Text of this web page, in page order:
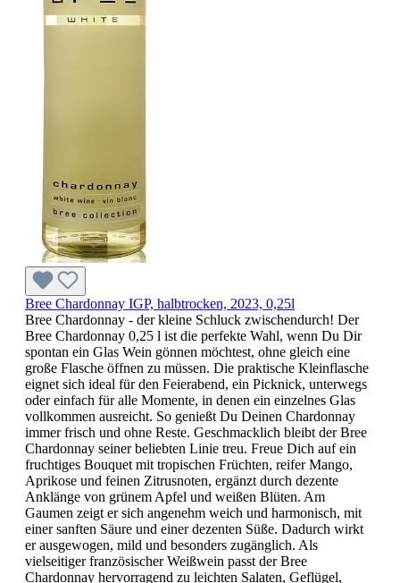
Bree Chardonnay IGP, halbtrocken, 2023, 0,25l
Bree Chardonnay - der kleine Schluck zwischendurch! Der
Bree Chardonnay 0,25 l ist die perfekte Wahl, wenn Du Dir
spontan ein Glas Wein gönnen möchtest, ohne gleich eine
große Flasche öffnen zu müssen. Die praktische Kleinflasche
eignet sich ideal für den Feierabend, ein Picknick, unterwegs
oder einfach für alle Momente, in denen ein einzelnes Glas
vollkommen ausreicht. So genießt Du Deinen Chardonnay
immer frisch und ohne Reste. Geschmacklich bleibt der Bree
Chardonnay seiner beliebten Linie treu. Freue Dich auf ein
fruchtiges Bouquet mit tropischen Früchten, reifer Mango,
Aprikose und feinen Zitrusnoten, ergänzt durch dezente
Anklänge von grünem Apfel und weißen Blüten. Am
Gaumen zeigt er sich angenehm weich und harmonisch, mit
einer sanften Säure und einer dezenten Süße. Dadurch wirkt
er ausgewogen, mild und besonders zugänglich. Als
vielseitiger französischer Weißwein passt der Bree
Chardonnay hervorragend zu leichten Salaten, Geflügel,